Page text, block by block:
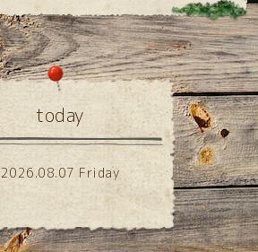
today
2026.08.07 Friday